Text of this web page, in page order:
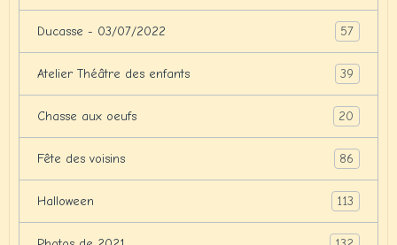
Ducasse - 03/07/2022 57
Atelier Théâtre des enfants 39
Chasse aux oeufs 20
Fête des voisins 86
Halloween 113